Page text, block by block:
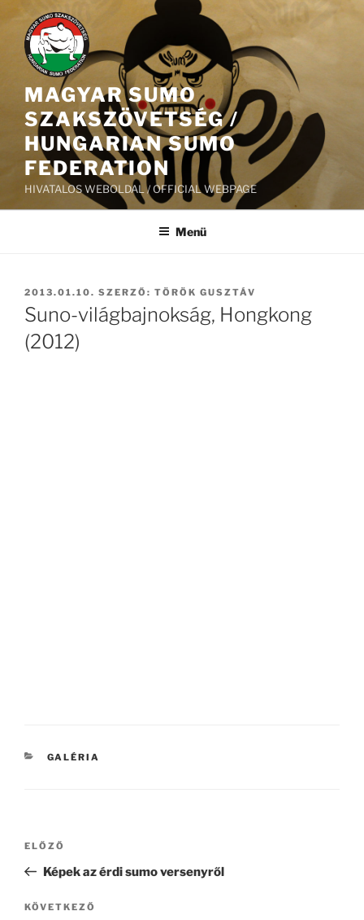
Tartalomhoz
MAGYAR SUMO
SZAKSZÖVETSÉG /
HUNGARIAN SUMO
FEDERATION
HIVATALOS WEBOLDAL / OFFICIAL WEBPAGE
Menü
BEKÜLDVE:
2013.01.10. SZERZŐ: TÖRÖK GUSZTÁV
Suno-világbajnokság, Hongkong
(2012)
KATEGÓRIÁK
GALÉRIA
Bejegyzés
Korábbi
bejegyzés
ELŐZŐ
Képek az érdi sumo versenyről
Következő
KÖVETKEZŐ